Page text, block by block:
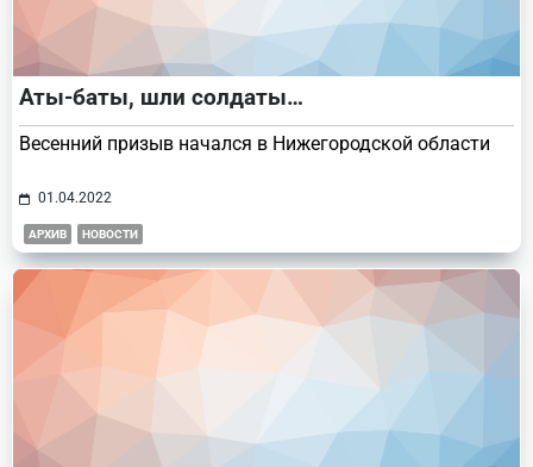
Аты-баты, шли солдаты…
Весенний призыв начался в Нижегородской области
01.04.2022
АРХИВ НОВОСТИ